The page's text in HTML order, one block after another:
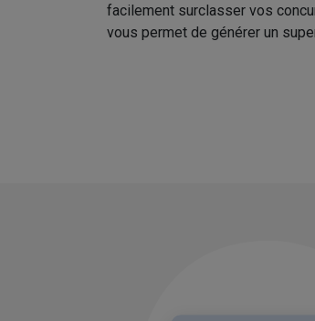
facilement surclasser vos
vous permet de générer un